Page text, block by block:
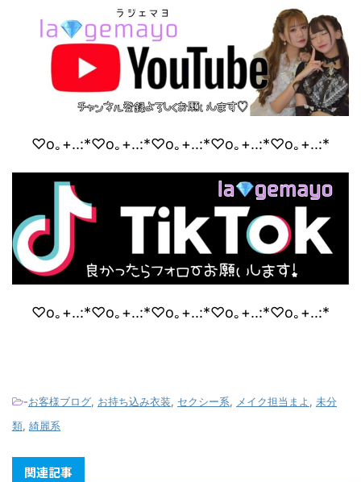
♡o｡+..:*♡o｡+..:*♡o｡+..:*♡o｡+..:*♡o｡+..:*
♡o｡+..:*♡o｡+..:*♡o｡+..:*♡o｡+..:*♡o｡+..:*
-お客様ブログ, お持ち込み衣装, セクシー系, メイク担当まよ , 未分
類, 綺麗系
関連記事